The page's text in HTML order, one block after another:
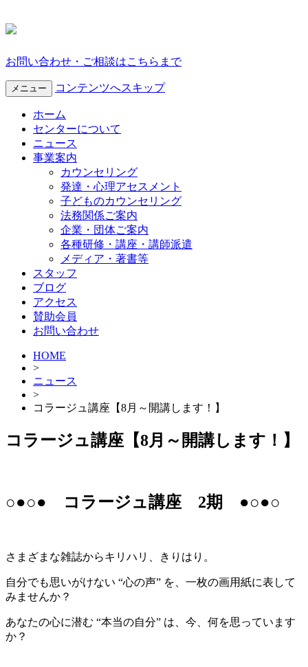
お問い合わせ・ご相談はこちらまで
メニュー コンテンツへスキップ
ホーム
センターについて
ニュース
事業案内
カウンセリング
発達・心理アセスメント
子どものカウンセリング
法務関係ご案内
企業・団体ご案内
各種研修・講座・講師派遣
メディア・著書等
スタッフ
ブログ
アクセス
賛助会員
お問い合わせ
HOME
>
ニュース
>
コラージュ講座【8月～開講します！】
コラージュ講座【8月～開講します！】
○●○● コラージュ講座 2期 ●○●○
さまざまな雑誌からキリハリ、きりはり。
自分でも思いがけない “心の声” を、一枚の画用紙に表して
みませんか？
あなたの心に潜む “本当の自分” は、今、何を思っています
か？